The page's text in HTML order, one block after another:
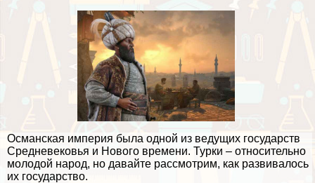
Османская империя была одной из ведущих государств
Средневековья и Нового времени. Турки – относительно
молодой народ, но давайте рассмотрим, как развивалось
их государство.